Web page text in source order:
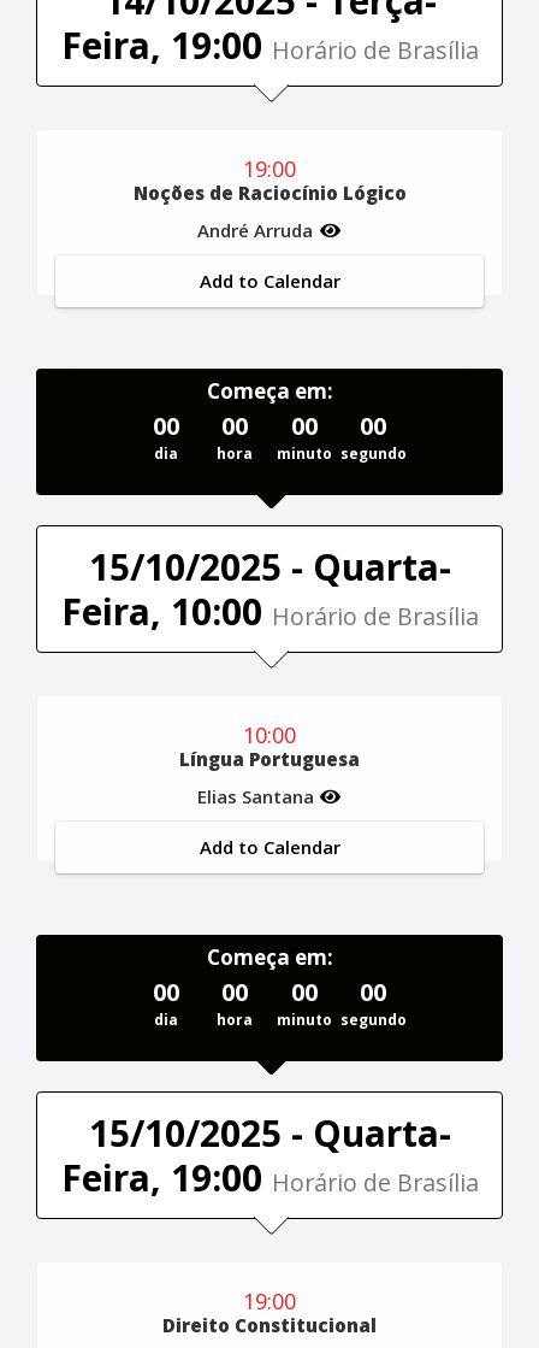
Feira, 19:00 Horário de Brasília
19:00
Noções de Raciocínio Lógico
André Arruda
Add to Calendar
Começa em:
00
dia
00
hora
00
minuto
00
segundo
15/10/2025 - Quarta-
Feira, 10:00 Horário de Brasília
10:00
Língua Portuguesa
Elias Santana
Add to Calendar
Começa em:
00
dia
00
hora
00
minuto
00
segundo
15/10/2025 - Quarta-
Feira, 19:00 Horário de Brasília
19:00
Direito Constitucional